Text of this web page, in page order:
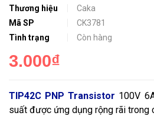
Thương hiệu
Caka
Mã SP
CK3781
Tình trạng
Còn hàng
3.000₫
TIP42C PNP Transistor 100V
suất được ứng dụng rộng rãi trong